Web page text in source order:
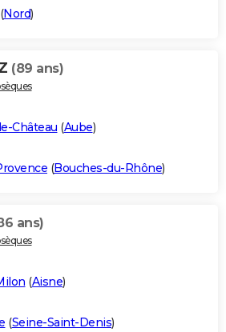
Nord)
(89 ans)
Château (Aube)
(Bouches-du-Rhône)
ans)
(Aisne)
(Seine-Saint-Denis)